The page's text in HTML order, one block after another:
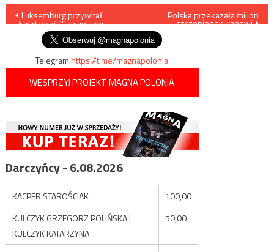
Nawigacja
wpisu
Luksemburg przywitał
„Solidarność” zasiekami
Polska przekazała milion
szczepionek Iranowi
Telegramhttps://t.me/magnapolonia
WESPRZYJ PROJEKT MAGNA POLONIA
Darczyńcy - 6.08.2026
KACPER STAROŚCIAK
100,00
KULCZYK GRZEGORZ POLIŃSKA i
KULCZYK KATARZYNA
50,00